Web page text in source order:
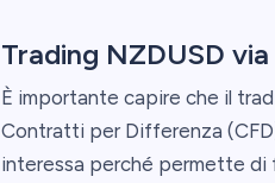
Trading NZDUSD via
È importante capire che il
Contratti per Differenza
interessa perché permette di